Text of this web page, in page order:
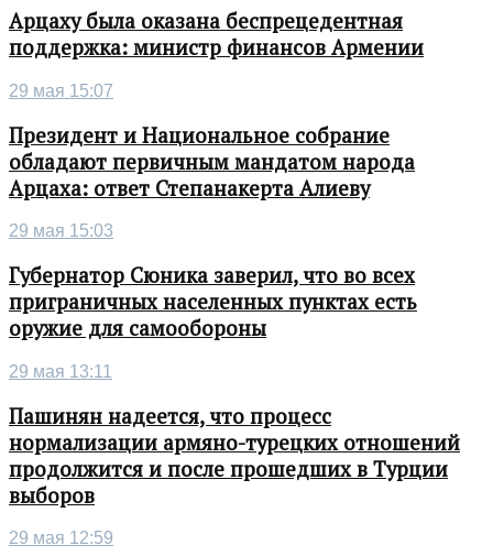
Арцаху была оказана беспрецедентная
поддержка: министр финансов Армении
29 мая 15:07
Президент и Национальное собрание
обладают первичным мандатом народа
Арцаха: ответ Степанакерта Алиеву
29 мая 15:03
Губернатор Сюника заверил, что во всех
приграничных населенных пунктах есть
оружие для самообороны
29 мая 13:11
Пашинян надеется, что процесс
нормализации армяно-турецких отношений
продолжится и после прошедших в Турции
выборов
29 мая 12:59